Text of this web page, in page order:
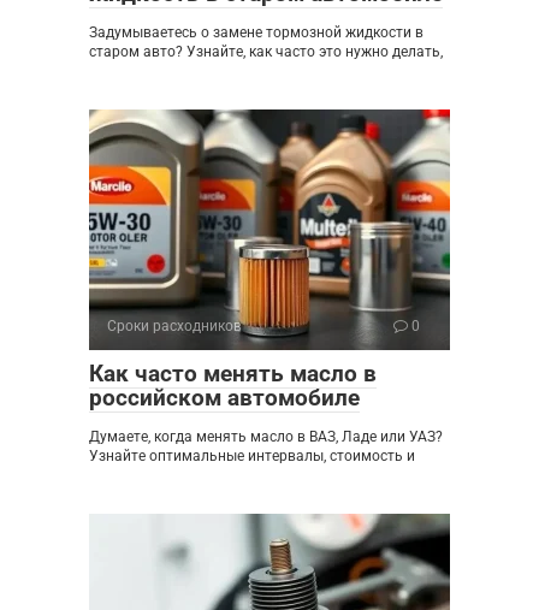
Задумываетесь о замене тормозной жидкости в
старом авто? Узнайте, как часто это нужно делать,
Сроки расходников 0
Как часто менять масло в
российском автомобиле
Думаете, когда менять масло в ВАЗ, Ладе или УАЗ?
Узнайте оптимальные интервалы, стоимость и